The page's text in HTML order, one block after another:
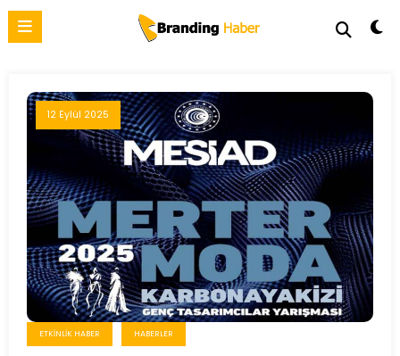
İçeriğe
12 Eylül 2025
ETKINLIK HABER HABERLER